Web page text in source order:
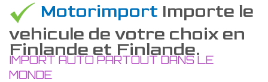
Motorimport Importe le
vehicule de votre choix en
Finlande et Finlande.
IMPORT AUTO PARTOUT DANS LE
MONDE